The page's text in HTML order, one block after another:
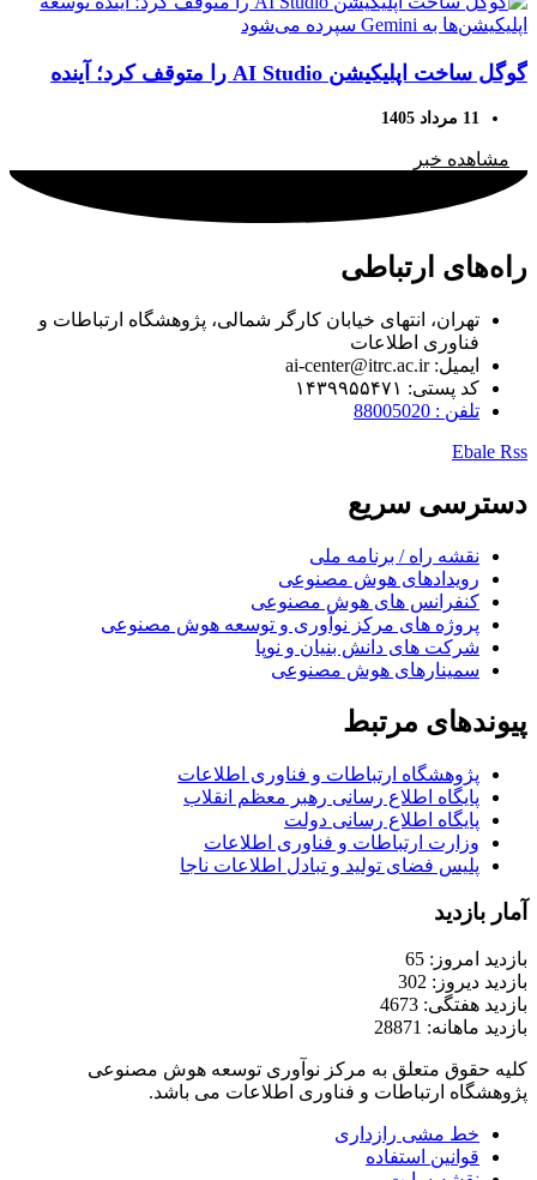
گوگل ساخت اپلیکیشن AI Studio را متوقف کرد؛ آینده
توسعه اپلیکیشن‌ها به Gemini سپرده می‌شود
11 مرداد 1405
مشاهده خبر
راه‌های ارتباطی
تهران، انتهای خیابان کارگر شمالی، پژوهشگاه ارتباطات و
فناوری اطلاعات
ایمیل: ai-center@itrc.ac.ir
کد پستی: ۱۴۳۹۹۵۵۴۷۱
تلفن : 88005020
Ebale Rss
دسترسی سریع
نقشه راه / برنامه ملی
رویدادهای هوش مصنوعی
کنفرانس های هوش مصنوعی
پروژه های مرکز نوآوری و توسعه هوش مصنوعی
شرکت های دانش بنیان و نوپا
سمینارهای هوش مصنوعی
پیوندهای مرتبط
پژوهشگاه ارتباطات و فناوری اطلاعات
پایگاه اطلاع رسانی رهبر معظم انقلاب
پایگاه اطلاع رسانی دولت
وزارت ارتباطات و فناوری اطلاعات
پلیس فضای تولید و تبادل اطلاعات ناجا
آمار بازدید
بازدید امروز: 65
بازدید دیروز: 302
بازدید هفتگی: 4673
بازدید ماهانه: 28871
کلیه حقوق متعلق به مرکز نوآوری توسعه هوش مصنوعی
پژوهشگاه ارتباطات و فناوری اطلاعات می باشد.
خط مشی رازداری
قوانین استفاده